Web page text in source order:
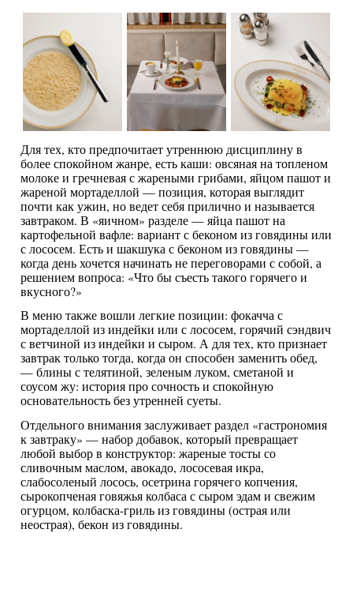
Для тех, кто предпочитает утреннюю дисциплину в
более спокойном жанре, есть каши: овсяная на топленом
молоке и гречневая с жареными грибами, яйцом пашот и
жареной мортаделлой — позиция, которая выглядит
почти как ужин, но ведет себя прилично и называется
завтраком. В «яичном» разделе — яйца пашот на
картофельной вафле: вариант с беконом из говядины или
с лососем. Есть и шакшука с беконом из говядины —
когда день хочется начинать не переговорами с собой, а
решением вопроса: «Что бы съесть такого горячего и
вкусного?»
В меню также вошли легкие позиции: фокачча с
мортаделлой из индейки или с лососем, горячий сэндвич
с ветчиной из индейки и сыром. А для тех, кто признает
завтрак только тогда, когда он способен заменить обед,
— блины с телятиной, зеленым луком, сметаной и
соусом жу: история про сочность и спокойную
основательность без утренней суеты.
Отдельного внимания заслуживает раздел «гастрономия
к завтраку» — набор добавок, который превращает
любой выбор в конструктор: жареные тосты со
сливочным маслом, авокадо, лососевая икра,
слабосоленый лосось, осетрина горячего копчения,
сырокопченая говяжья колбаса с сыром эдам и свежим
огурцом, колбаска-гриль из говядины (острая или
неострая), бекон из говядины.